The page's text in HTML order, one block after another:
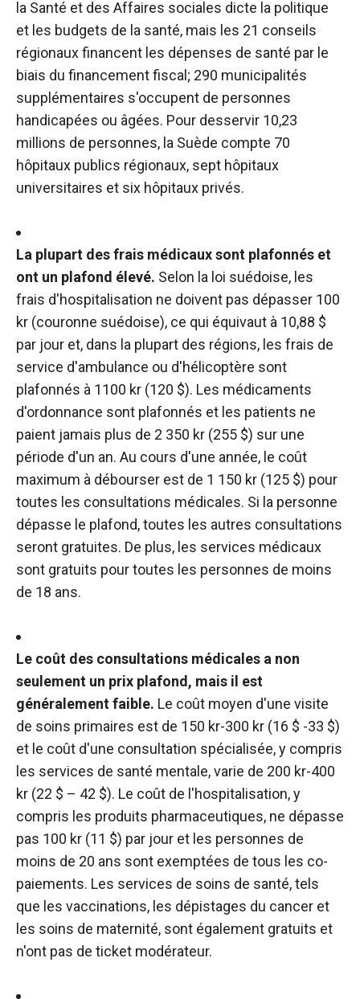
la Santé et des Affaires sociales dicte la politique
et les budgets de la santé, mais les 21 conseils
régionaux financent les dépenses de santé par le
biais du financement fiscal; 290 municipalités
supplémentaires s'occupent de personnes
handicapées ou âgées. Pour desservir 10,23
millions de personnes, la Suède compte 70
hôpitaux publics régionaux, sept hôpitaux
universitaires et six hôpitaux privés.
La plupart des frais médicaux sont plafonnés et
ont un plafond élevé. Selon la loi suédoise, les
frais d'hospitalisation ne doivent pas dépasser 100
kr (couronne suédoise), ce qui équivaut à 10,88 $
par jour et, dans la plupart des régions, les frais de
service d'ambulance ou d'hélicoptère sont
plafonnés à 1100 kr (120 $). Les médicaments
d'ordonnance sont plafonnés et les patients ne
paient jamais plus de 2 350 kr (255 $) sur une
période d'un an. Au cours d'une année, le coût
maximum à débourser est de 1 150 kr (125 $) pour
toutes les consultations médicales. Si la personne
dépasse le plafond, toutes les autres consultations
seront gratuites. De plus, les services médicaux
sont gratuits pour toutes les personnes de moins
de 18 ans.
Le coût des consultations médicales a non
seulement un prix plafond, mais il est
généralement faible. Le coût moyen d'une visite
de soins primaires est de 150 kr-300 kr (16 $ -33 $)
et le coût d'une consultation spécialisée, y compris
les services de santé mentale, varie de 200 kr-400
kr (22 $ – 42 $). Le coût de l'hospitalisation, y
compris les produits pharmaceutiques, ne dépasse
pas 100 kr (11 $) par jour et les personnes de
moins de 20 ans sont exemptées de tous les co-
paiements. Les services de soins de santé, tels
que les vaccinations, les dépistages du cancer et
les soins de maternité, sont également gratuits et
n'ont pas de ticket modérateur.